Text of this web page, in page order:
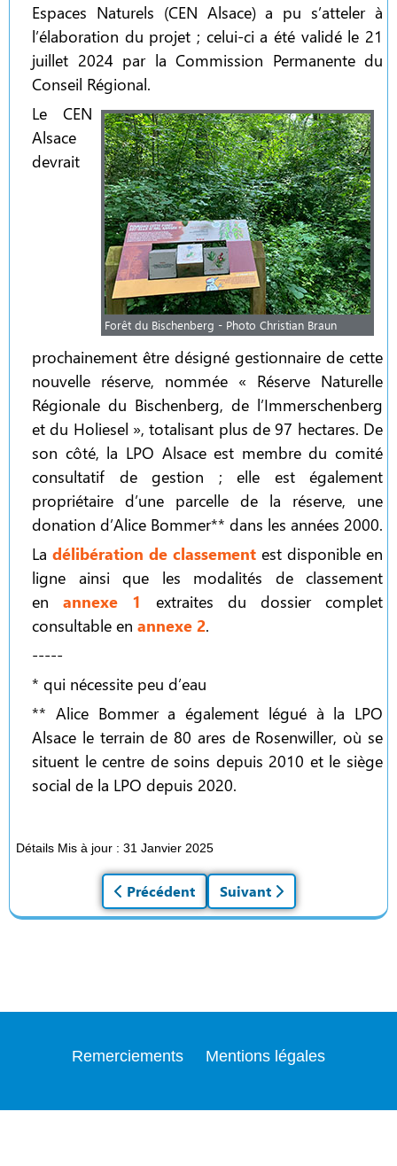
Espaces Naturels (CEN Alsace) a pu s’atteler à
l’élaboration du projet ; celui-ci a été validé le 21
juillet 2024 par la Commission Permanente du
Conseil Régional.
Forêt du Bischenberg - Photo Christian Braun
Le CEN
Alsace
devrait
prochainement être désigné gestionnaire de cette
nouvelle réserve, nommée « Réserve Naturelle
Régionale du Bischenberg, de l’Immerschenberg
et du Holiesel », totalisant plus de 97 hectares. De
son côté, la LPO Alsace est membre du comité
consultatif de gestion ; elle est également
propriétaire d’une parcelle de la réserve, une
donation d’Alice Bommer** dans les années 2000.
La délibération de classement est disponible en
ligne ainsi que les modalités de classement
enannexe 1 extraites du dossier complet
consultable en annexe 2.
-----
* qui nécessite peu d’eau
** Alice Bommer a également légué à la LPO
Alsace le terrain de 80 ares de Rosenwiller, où se
situent le centre de soins depuis 2010 et le siège
social de la LPO depuis 2020.
Détails Mis à jour : 31 Janvier 2025
Article précédent : Une belle chaine de
Précédent Article suivant : La LPO
Suivant
Remerciements Mentions légales